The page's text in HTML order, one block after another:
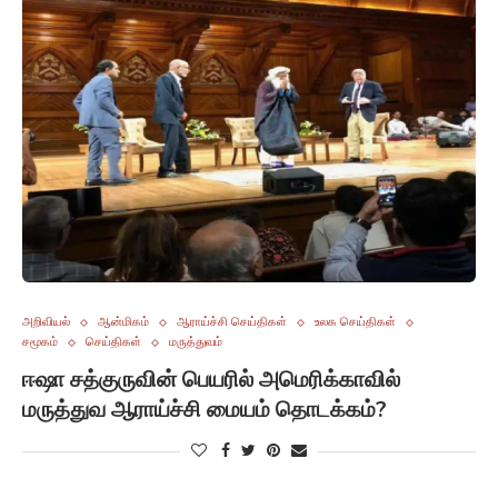
அறிவியல் ஆன்மிகம் ஆராய்ச்சி செய்திகள்
உலக செய்திகள்
சமூகம்
செய்திகள் மருத்துவம்
ஈஷா சத்குருவின் பெயரில் அமெரிக்காவில்
மருத்துவ ஆராய்ச்சி மையம் தொடக்கம்?